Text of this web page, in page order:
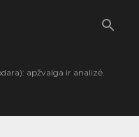
apžvalga ir analizė.